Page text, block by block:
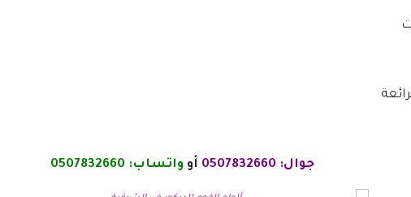
جوال: 0507832660 أو واتساب: 0507832660